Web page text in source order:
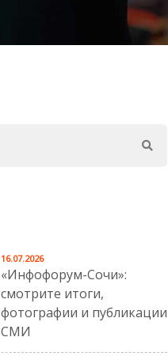
«Инфофорум-Сочи»:
смотрите итоги,
фотографии и публикации
СМИ
16.07.2026